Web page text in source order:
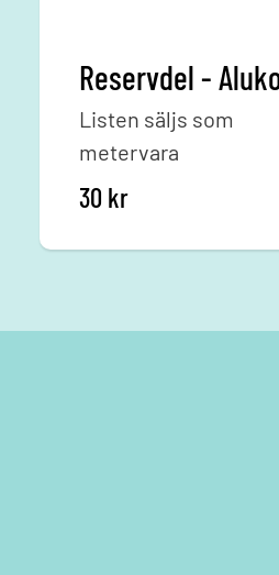
Listen säljs som
metervara
30 kr